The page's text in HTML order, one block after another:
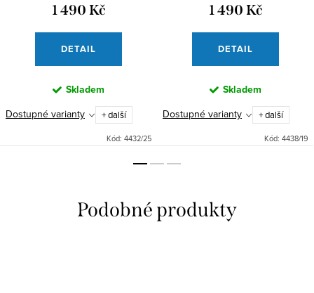
1 490 Kč
DETAIL
Skladem
Dostupné varianty
+ další
Kód: 4432/25
1 490 Kč
DETAIL
Skladem
Dostupné varianty
+ další
Kód: 4438/19